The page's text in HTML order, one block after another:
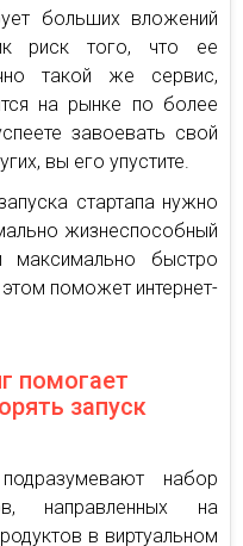
больших вложений
риск того, что ее
такой же сервис,
на рынке по более
завоевать свой
вы его упустите.
стартапа нужно
жизнеспособный
максимально быстро
поможет интернет-
помогает
запуск
набор
направленных на
в виртуальном